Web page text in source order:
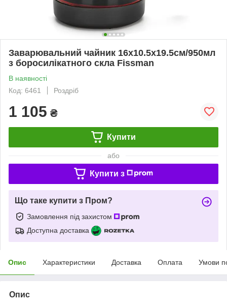
Заварювальний чайник 16х10.5х19.5см/950мл
з боросилікатного скла Fissman
В наявності
Код: 6461
Роздріб
1 105 ₴
Купити
або
Купити з
Що таке купити з Пром?
Замовлення під захистом
Доступна доставка
Опис Характеристики Доставка Оплата Умови
Опис